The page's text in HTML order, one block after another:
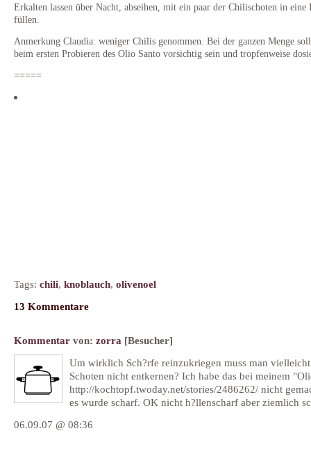
Erkalten lassen über Nacht, abseihen, mit ein paar der Chilischoten in eine
füllen.
Anmerkung Claudia: weniger Chilis genommen. Bei der ganzen Menge
beim ersten Probieren des Olio Santo vorsichtig sein und tropfenweise
=====
Tags: chili, knoblauch, olivenoel
13 Kommentare
Kommentar von: zorra [Besucher]
Um wirklich Sch?rfe reinzukriegen muss man
Schoten nicht entkernen? Ich habe das bei meinem
http://kochtopf.twoday.net/stories/2486262/ nicht
es wurde scharf. OK nicht h?llenscharf aber ziemlich
06.09.07 @ 08:36